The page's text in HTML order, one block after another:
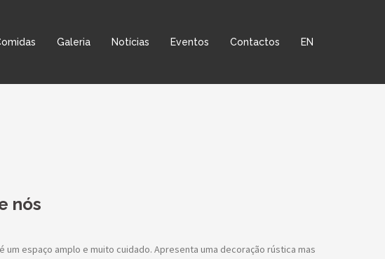
Galeria Notícias Eventos Contactos EN
nós
é um espaço amplo e muito cuidado. Apresenta uma decoração rústica mas